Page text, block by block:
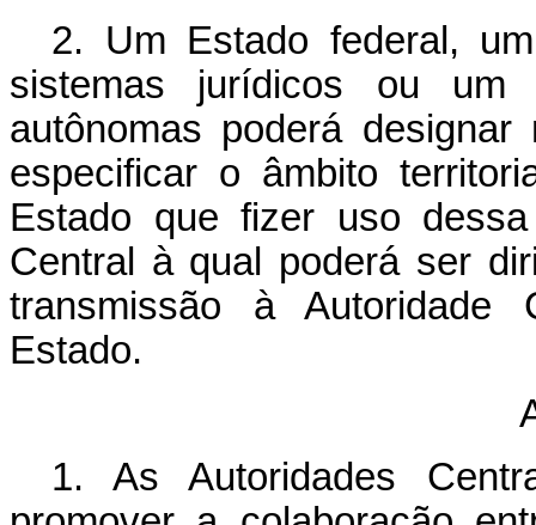
2. Um Estado federal,
sistemas jurídicos ou um
autônomas poderá
especificar o âmbito
Estado que fizer uso
Central à qual poderá ser
transmissão à Autoridade
Estado.
1. As Autoridades